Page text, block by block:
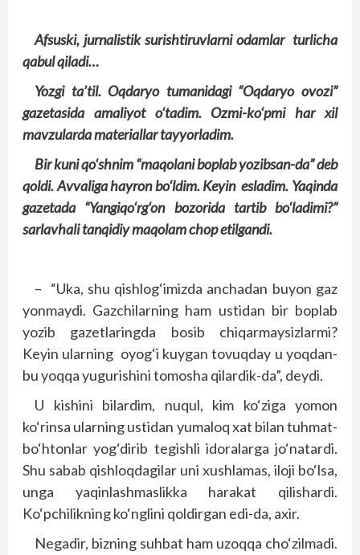
Afsuski, jurnalistik surishtiruvlarni odamlar turlicha
qabul qiladi…
Yozgi ta’til. Oqdaryo tumanidagi “Oqdaryo ovozi”
gazetasida amaliyot o‘tadim. Ozmi-ko‘pmi har xil
mavzularda materiallar tayyorladim.
Bir kuni qo‘shnim “maqolani boplab yozibsan-da” deb
qoldi. Avvaliga hayron bo‘ldim. Keyin esladim. Yaqinda
gazetada “Yangiqo‘rg‘on bozorida tartib bo‘ladimi?”
sarlavhali tanqidiy maqolam chop etilgandi.
– “Uka, shu qishlog‘imizda anchadan buyon gaz
yonmaydi. Gazchilarning ham ustidan bir boplab
yozib gazetlaringda bosib chiqarmaysizlarmi?
Keyin ularning oyog‘i kuygan tovuqday u yoqdan-
bu yoqqa yugurishini tomosha qilardik-da”, deydi.
U kishini bilardim, nuqul, kim ko‘ziga yomon
ko‘rinsa ularning ustidan yumaloq xat bilan tuhmat-
bo‘htonlar yog‘dirib tegishli idoralarga jo‘natardi.
Shu sabab qishloqdagilar uni xushlamas, iloji bo‘lsa,
unga yaqinlashmaslikka harakat qilishardi.
Ko‘pchilikning ko‘nglini qoldirgan edi-da, axir.
Negadir, bizning suhbat ham uzoqqa cho‘zilmadi.